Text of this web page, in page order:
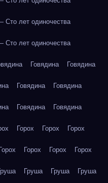
Сто лет одиночества
Сто лет одиночества
Говядина Говядина
Говядина Говядина
Говядина Говядина
Горох Горох Горох
Горох Горох Горох Горох
Груша Груша Груша